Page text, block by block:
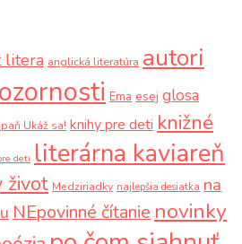
litera anglická literatúra autori
Ema esej glosa
Ukáž sa! knihy pre deti knižné
deti literárna kaviareň
život Medziriadky najlepšia desiatka na
NEpovinné čítanie novinky